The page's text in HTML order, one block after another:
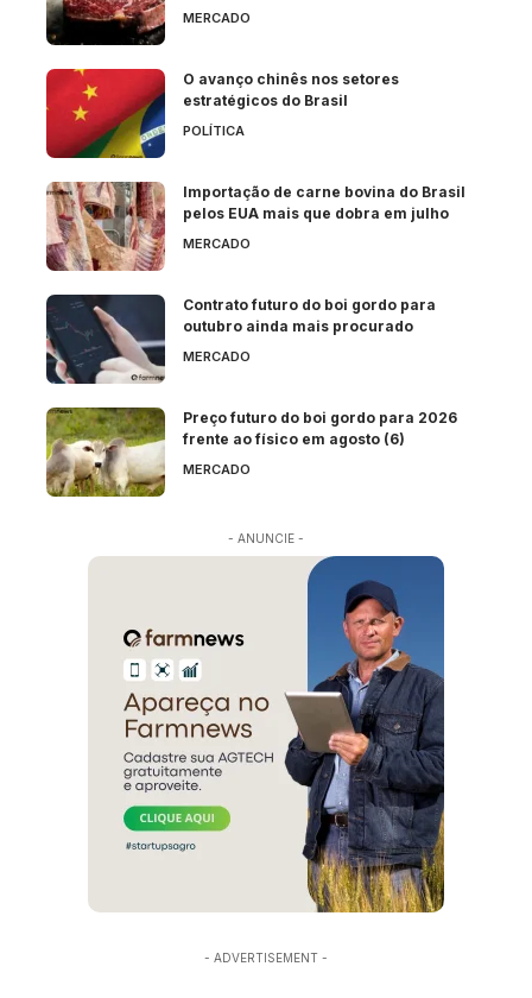
MERCADO
O avanço chinês nos setores
estratégicos do Brasil
POLÍTICA
Importação de carne bovina do Brasil
pelos EUA mais que dobra em julho
MERCADO
Contrato futuro do boi gordo para
outubro ainda mais procurado
MERCADO
Preço futuro do boi gordo para 2026
frente ao físico em agosto (6)
MERCADO
- ANUNCIE -
- ADVERTISEMENT -